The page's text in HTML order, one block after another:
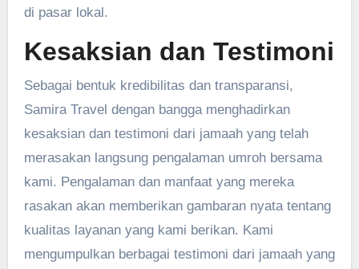
di pasar lokal.
Kesaksian dan Testimoni
Sebagai bentuk kredibilitas dan transparansi,
Samira Travel dengan bangga menghadirkan
kesaksian dan testimoni dari jamaah yang telah
merasakan langsung pengalaman umroh bersama
kami. Pengalaman dan manfaat yang mereka
rasakan akan memberikan gambaran nyata tentang
kualitas layanan yang kami berikan. Kami
mengumpulkan berbagai testimoni dari jamaah yang